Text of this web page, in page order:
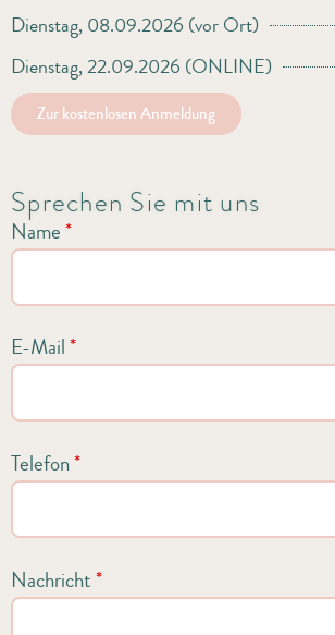
Dienstag, 08.09.2026 (vor Ort)
Dienstag, 22.09.2026 (ONLINE)
Zur kostenlosen Anmeldung
Sprechen Sie mit uns
Name*
E-Mail*
Telefon*
Nachricht*